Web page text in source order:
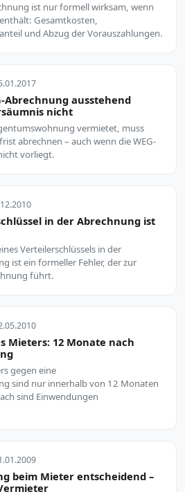
ist nur formell wirksam, wenn
Gesamtkosten,
und Abzug der Vorauszahlungen.
Abrechnung ausstehend
nicht
vermietet, muss
abrechnen – auch wenn die WEG-
vorliegt.
in der Abrechnung ist
Verteilerschlüssels in der
ist ein formeller Fehler, der zur
führt.
Mieters: 12 Monate nach
gegen eine
sind nur innerhalb von 12 Monaten
sind Einwendungen
beim Mieter entscheidend –